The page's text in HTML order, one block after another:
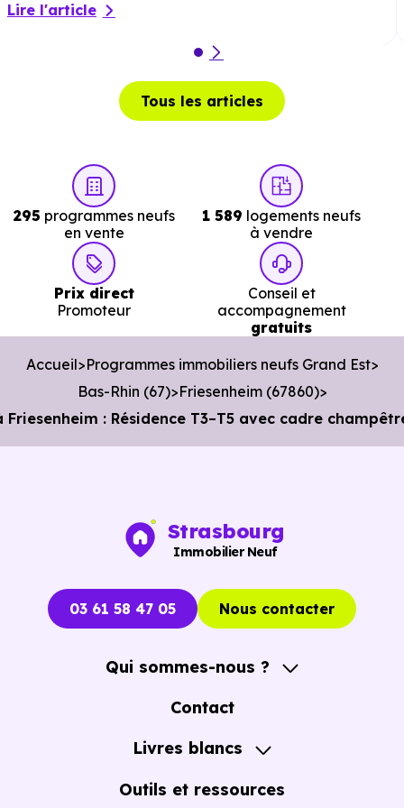
Lire l'article
Tous les articles
295 programmes neufs
en vente
1 589 logements neufs
à vendre
Prix direct
Promoteur
Conseil et
accompagnement
gratuits
Accueil Programmes immobiliers neufs Grand Est
Bas-Rhin (67) Friesenheim (67860)
: Résidence T3–T5 avec cadre
Strasbourg
Immobilier Neuf
03 61 58 47 05 Nous contacter
Qui sommes-nous ?
A propos
Contact
Livres blancs
Guide de l'Achat immobilier neuf en VEFA
Outils et ressources